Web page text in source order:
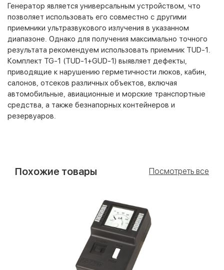
Генератор является универсальным устройством, что
позволяет использовать его совместно с другими
приемники ультразвукового излучения в указанном
диапазоне. Однако для получения максимально точного
результата рекомендуем использовать приемник TUD-1.
Комплект TG-1 (TUD-1+GUD-1) выявляет дефекты,
приводящие к нарушению герметичности люков, кабин,
салонов, отсеков различных объектов, включая
автомобильные, авиационные и морские транспортные
средства, а также безнапорных контейнеров и
резервуаров.
Похожие товары Посмотреть все